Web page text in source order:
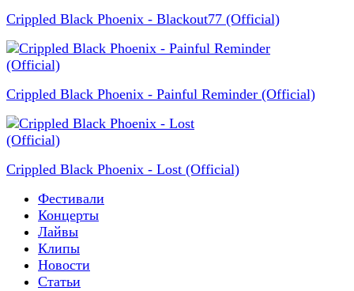
Crippled Black Phoenix - Blackout77 (Official)
Crippled Black Phoenix - Painful Reminder (Official)
Crippled Black Phoenix - Lost (Official)
Фестивали
Концерты
Лайвы
Клипы
Новости
Статьи